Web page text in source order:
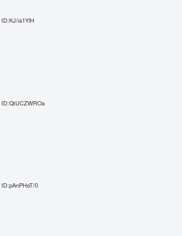
ID:KJ/ia1YlH
ID:QtUCZWROa
ID:pAnPHoT/0